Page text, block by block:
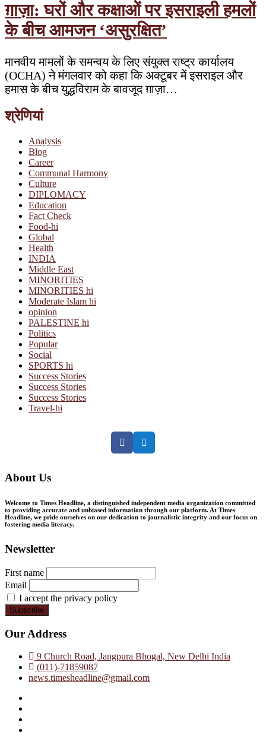
ग़ाज़ा: घरों और कक्षाओं पर इसराइली हमलों
के बीच आमजन ‘असुरक्षित’
मानवीय मामलों के समन्वय के लिए संयुक्त राष्ट्र कार्यालय
(OCHA) ने मंगलवार को कहा कि अक्टूबर में इसराइल और
हमास के बीच युद्धविराम के बावजूद ग़ाज़ा…
श्रेणियां
Analysis
Blog
Career
Communal Harmony
Culture
DIPLOMACY
Education
Fact Check
Food-hi
Global
Health
INDIA
Middle East
MINORITIES
MINORITIES hi
Moderate Islam hi
opinion
PALESTINE hi
Politics
Popular
Social
SPORTS hi
Success Stories
Success Stories
Success Stories
Travel-hi
FacebookTwitter
About Us
Welcome to Times Headline, a distinguished independent media organization committed
to providing accurate and unbiased information through our platform. At Times
Headline, we pride ourselves on our dedication to journalistic integrity and our focus on
fostering media literacy.
Newsletter
First name
Email
I accept the privacy policy
Our Address
9 Church Road, Jangpura Bhogal, New Delhi India
(011)-71859087
news.timesheadline@gmail.com